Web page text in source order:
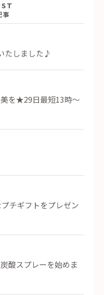
事
たしました♪
を★29日最短13時～
チギフトをプレゼン
酸スプレーを始めま